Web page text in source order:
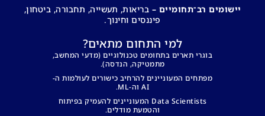
יישומים רב־תחומיים – בריאות, תעשייה, תחבורה, ביטחון,
פיננסים וחינוך.
למי התחום מתאים?
בוגרי תארים בתחומים טכנולוגיים (מדעי המחשב,
מתמטיקה, הנדסה).
מפתחים המעוניינים להרחיב כישורים לעולמות ה-
AI וה-ML.
Data Scientists המעוניינים להעמיק בפיתוח
והטמעת מודלים.